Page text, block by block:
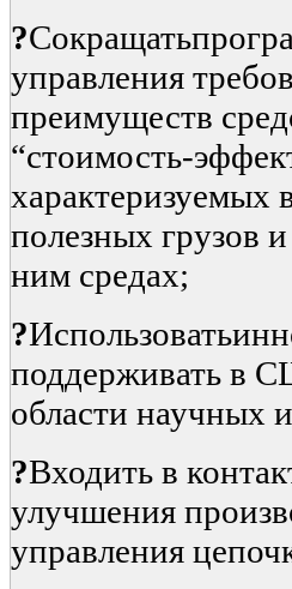
?
управления
преимуществ
“стоимость-
характеризуемых
полезных грузов
ним средах;
?
поддерживать в
области научных
?Входить в
улучшения
управления